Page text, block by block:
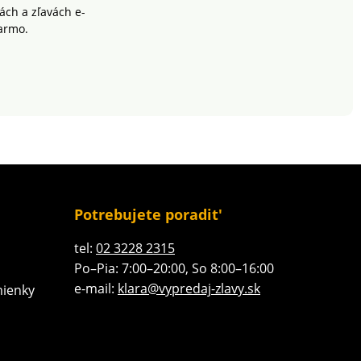
a zľavách e-
Potrebujete poradit'
tel: 02 3228 2315
Po–Pia: 7:00–20:00, So 8:00–16:00
e-mail: klara@vypredaj-zlavy.sk